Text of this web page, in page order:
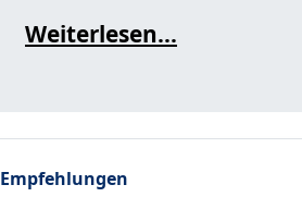
Weiterlesen...
Empfehlungen